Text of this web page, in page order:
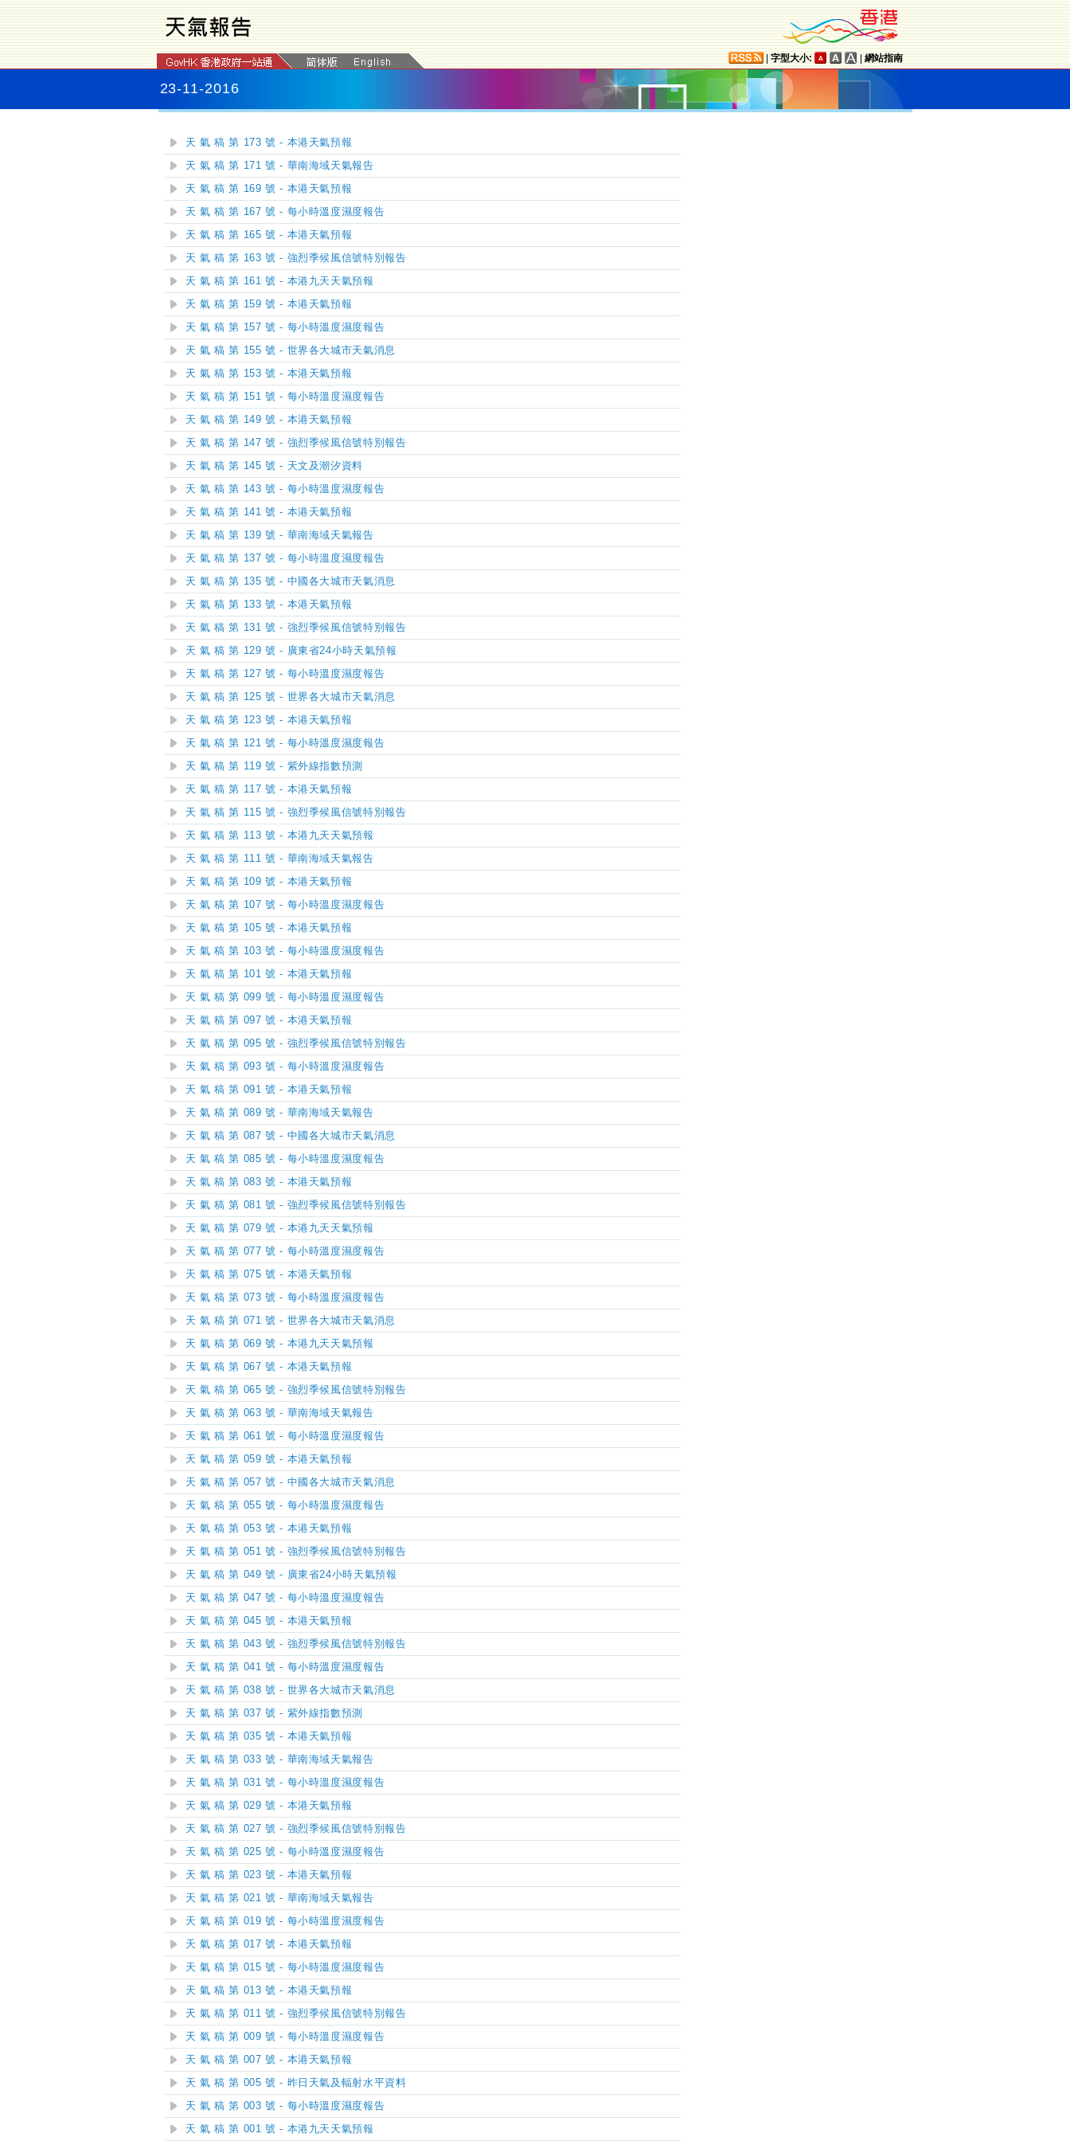
字型大小: 網站指南
23-11-2016
天 氣 稿 第 173 號 - 本港天氣預報
天 氣 稿 第 171 號 - 華南海域天氣報告
天 氣 稿 第 169 號 - 本港天氣預報
天 氣 稿 第 167 號 - 每小時溫度濕度報告
天 氣 稿 第 165 號 - 本港天氣預報
天 氣 稿 第 163 號 - 強烈季候風信號特別報告
天 氣 稿 第 161 號 - 本港九天天氣預報
天 氣 稿 第 159 號 - 本港天氣預報
天 氣 稿 第 157 號 - 每小時溫度濕度報告
天 氣 稿 第 155 號 - 世界各大城市天氣消息
天 氣 稿 第 153 號 - 本港天氣預報
天 氣 稿 第 151 號 - 每小時溫度濕度報告
天 氣 稿 第 149 號 - 本港天氣預報
天 氣 稿 第 147 號 - 強烈季候風信號特別報告
天 氣 稿 第 145 號 - 天文及潮汐資料
天 氣 稿 第 143 號 - 每小時溫度濕度報告
天 氣 稿 第 141 號 - 本港天氣預報
天 氣 稿 第 139 號 - 華南海域天氣報告
天 氣 稿 第 137 號 - 每小時溫度濕度報告
天 氣 稿 第 135 號 - 中國各大城市天氣消息
天 氣 稿 第 133 號 - 本港天氣預報
天 氣 稿 第 131 號 - 強烈季候風信號特別報告
天 氣 稿 第 129 號 - 廣東省24小時天氣預報
天 氣 稿 第 127 號 - 每小時溫度濕度報告
天 氣 稿 第 125 號 - 世界各大城市天氣消息
天 氣 稿 第 123 號 - 本港天氣預報
天 氣 稿 第 121 號 - 每小時溫度濕度報告
天 氣 稿 第 119 號 - 紫外線指數預測
天 氣 稿 第 117 號 - 本港天氣預報
天 氣 稿 第 115 號 - 強烈季候風信號特別報告
天 氣 稿 第 113 號 - 本港九天天氣預報
天 氣 稿 第 111 號 - 華南海域天氣報告
天 氣 稿 第 109 號 - 本港天氣預報
天 氣 稿 第 107 號 - 每小時溫度濕度報告
天 氣 稿 第 105 號 - 本港天氣預報
天 氣 稿 第 103 號 - 每小時溫度濕度報告
天 氣 稿 第 101 號 - 本港天氣預報
天 氣 稿 第 099 號 - 每小時溫度濕度報告
天 氣 稿 第 097 號 - 本港天氣預報
天 氣 稿 第 095 號 - 強烈季候風信號特別報告
天 氣 稿 第 093 號 - 每小時溫度濕度報告
天 氣 稿 第 091 號 - 本港天氣預報
天 氣 稿 第 089 號 - 華南海域天氣報告
天 氣 稿 第 087 號 - 中國各大城市天氣消息
天 氣 稿 第 085 號 - 每小時溫度濕度報告
天 氣 稿 第 083 號 - 本港天氣預報
天 氣 稿 第 081 號 - 強烈季候風信號特別報告
天 氣 稿 第 079 號 - 本港九天天氣預報
天 氣 稿 第 077 號 - 每小時溫度濕度報告
天 氣 稿 第 075 號 - 本港天氣預報
天 氣 稿 第 073 號 - 每小時溫度濕度報告
天 氣 稿 第 071 號 - 世界各大城市天氣消息
天 氣 稿 第 069 號 - 本港九天天氣預報
天 氣 稿 第 067 號 - 本港天氣預報
天 氣 稿 第 065 號 - 強烈季候風信號特別報告
天 氣 稿 第 063 號 - 華南海域天氣報告
天 氣 稿 第 061 號 - 每小時溫度濕度報告
天 氣 稿 第 059 號 - 本港天氣預報
天 氣 稿 第 057 號 - 中國各大城市天氣消息
天 氣 稿 第 055 號 - 每小時溫度濕度報告
天 氣 稿 第 053 號 - 本港天氣預報
天 氣 稿 第 051 號 - 強烈季候風信號特別報告
天 氣 稿 第 049 號 - 廣東省24小時天氣預報
天 氣 稿 第 047 號 - 每小時溫度濕度報告
天 氣 稿 第 045 號 - 本港天氣預報
天 氣 稿 第 043 號 - 強烈季候風信號特別報告
天 氣 稿 第 041 號 - 每小時溫度濕度報告
天 氣 稿 第 038 號 - 世界各大城市天氣消息
天 氣 稿 第 037 號 - 紫外線指數預測
天 氣 稿 第 035 號 - 本港天氣預報
天 氣 稿 第 033 號 - 華南海域天氣報告
天 氣 稿 第 031 號 - 每小時溫度濕度報告
天 氣 稿 第 029 號 - 本港天氣預報
天 氣 稿 第 027 號 - 強烈季候風信號特別報告
天 氣 稿 第 025 號 - 每小時溫度濕度報告
天 氣 稿 第 023 號 - 本港天氣預報
天 氣 稿 第 021 號 - 華南海域天氣報告
天 氣 稿 第 019 號 - 每小時溫度濕度報告
天 氣 稿 第 017 號 - 本港天氣預報
天 氣 稿 第 015 號 - 每小時溫度濕度報告
天 氣 稿 第 013 號 - 本港天氣預報
天 氣 稿 第 011 號 - 強烈季候風信號特別報告
天 氣 稿 第 009 號 - 每小時溫度濕度報告
天 氣 稿 第 007 號 - 本港天氣預報
天 氣 稿 第 005 號 - 昨日天氣及輻射水平資料
天 氣 稿 第 003 號 - 每小時溫度濕度報告
天 氣 稿 第 001 號 - 本港九天天氣預報